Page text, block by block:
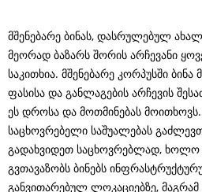
მშენებარე ბინას, დასრულებულ
მეორად ბაზარს შორის არჩევანი
საკითხია. მშენებარე კორპუსში ბინა
ფასისა და განლაგების არჩევის
ეს დროსა და მოთმინებას
საცხოვრებელი საშუალებას
გადახვიდეთ საცხოვრებლად, ხოლო
გვთავაზობს ბინებს
განვითარებულ ლოკაციებზე,